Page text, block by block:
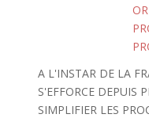
A L'INSTAR DE LA
S'EFFORCE DEPUIS
SIMPLIFIER LES